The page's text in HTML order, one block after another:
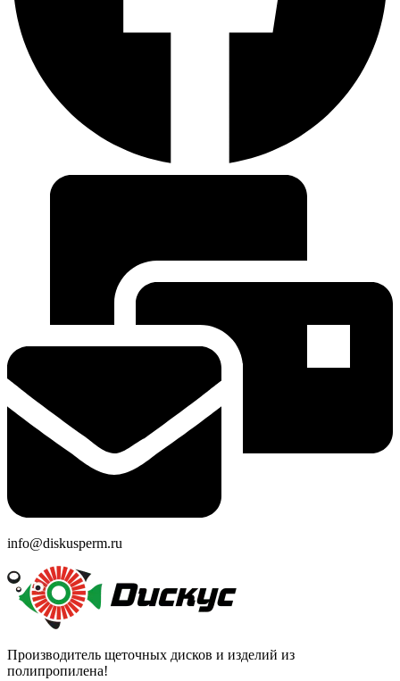
info@diskusperm.ru
Производитель щеточных дисков и изделий из
полипропилена!